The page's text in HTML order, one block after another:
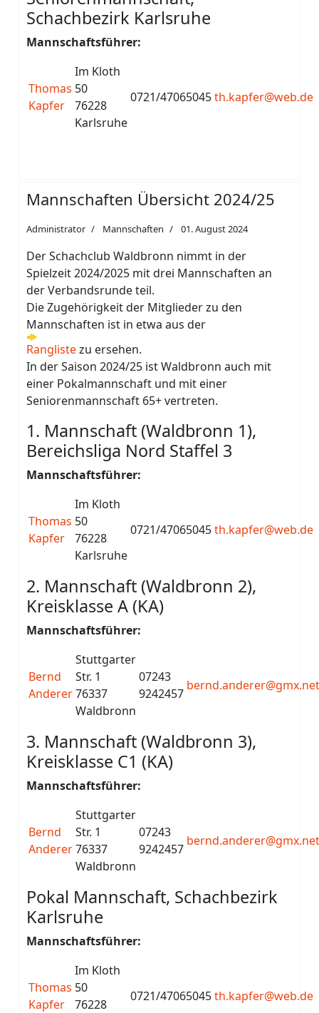
Schachbezirk Karlsruhe
Mannschaftsführer:
Thomas
Kapfer
Im Kloth
50
76228
Karlsruhe
0721/47065045th.kapfer@web.de
Mannschaften Übersicht 2024/25
Administrator Mannschaften 01. August 2024
Der Schachclub Waldbronn nimmt in der
Spielzeit 2024/2025 mit drei Mannschaften an
der Verbandsrunde teil.
Die Zugehörigkeit der Mitglieder zu den
Mannschaften ist in etwa aus der
Ranglistezu ersehen.
In der Saison 2024/25 ist Waldbronn auch mit
einer Pokalmannschaft und mit einer
Seniorenmannschaft 65+ vertreten.
1. Mannschaft (Waldbronn 1),
Bereichsliga Nord Staffel 3
Mannschaftsführer:
Thomas
Kapfer
Im Kloth
50
76228
Karlsruhe
0721/47065045th.kapfer@web.de
2. Mannschaft (Waldbronn 2),
Kreisklasse A (KA)
Mannschaftsführer:
Bernd
Anderer
Stuttgarter
Str. 1
76337
Waldbronn
07243
9242457
3. Mannschaft (Waldbronn 3),
Kreisklasse C1 (KA)
Mannschaftsführer:
Bernd
Anderer
Stuttgarter
Str. 1
76337
Waldbronn
07243
9242457
Pokal Mannschaft, Schachbezirk
Karlsruhe
Mannschaftsführer:
Thomas
Kapfer
Im Kloth
50
76228
0721/47065045th.kapfer@web.de